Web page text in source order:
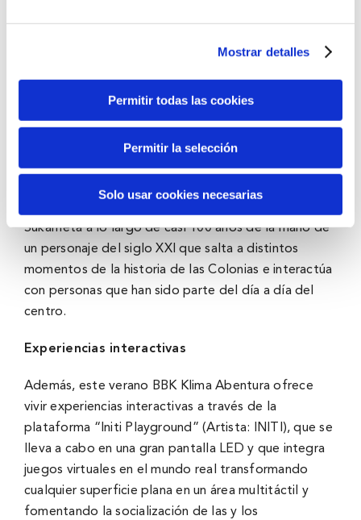
Mostrar detalles
Permitir todas las cookies
Permitir la selección
Solo usar cookies necesarias
− “Cosmonaute Mission rescue 360º”, una película
inmersiva para las y los más pequeños que aborda las
consecuencias del consumo de plástico. Otras de las
novedades es la nueva sala de reciclaje de la scape
room, que este verano llega con nuevos casos que
solucionar para lograr salir.
Además, se podrá visualizar el cortometraje
Sukarrieta a lo largo de casi 100 años de la mano de
un personaje del siglo XXI que salta a distintos
momentos de la historia de las Colonias e interactúa
con personas que han sido parte del día a día del
centro.
Experiencias interactivas
Además, este verano BBK Klima Abentura ofrece
vivir experiencias interactivas a través de la
plataforma “Initi Playground” (Artista: INITI), que se
lleva a cabo en una gran pantalla LED y que integra
juegos virtuales en el mundo real transformando
cualquier superficie plana en un área multitáctil y
fomentando la socialización de las y los